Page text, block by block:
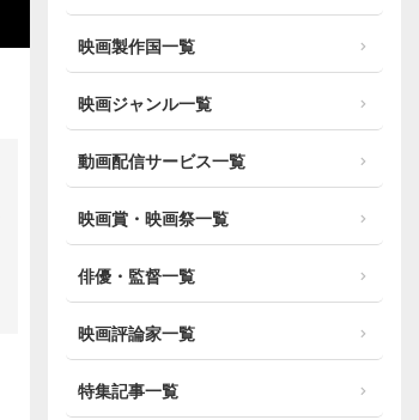
映画製作国一覧
映画ジャンル一覧
動画配信サービス一覧
映画賞・映画祭一覧
俳優・監督一覧
映画評論家一覧
特集記事一覧